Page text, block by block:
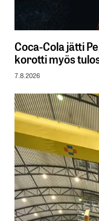
Coca-Cola jätti
korotti myös
7.8.2026